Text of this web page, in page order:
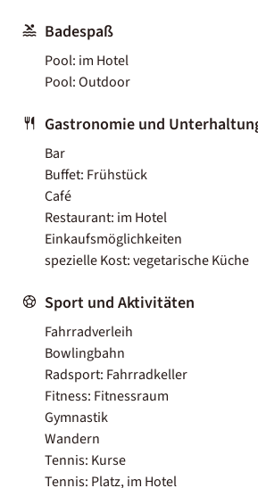
Badespaß
Pool: im Hotel
Pool: Outdoor
Gastronomie und
Bar
Buffet: Frühstück
Café
Restaurant: im Hotel
Einkaufsmöglichkeiten
spezielle Kost: vegetarische Küche
Sport und Aktivitäten
Fahrradverleih
Bowlingbahn
Radsport: Fahrradkeller
Fitness: Fitnessraum
Gymnastik
Wandern
Tennis: Kurse
Tennis: Platz, im Hotel